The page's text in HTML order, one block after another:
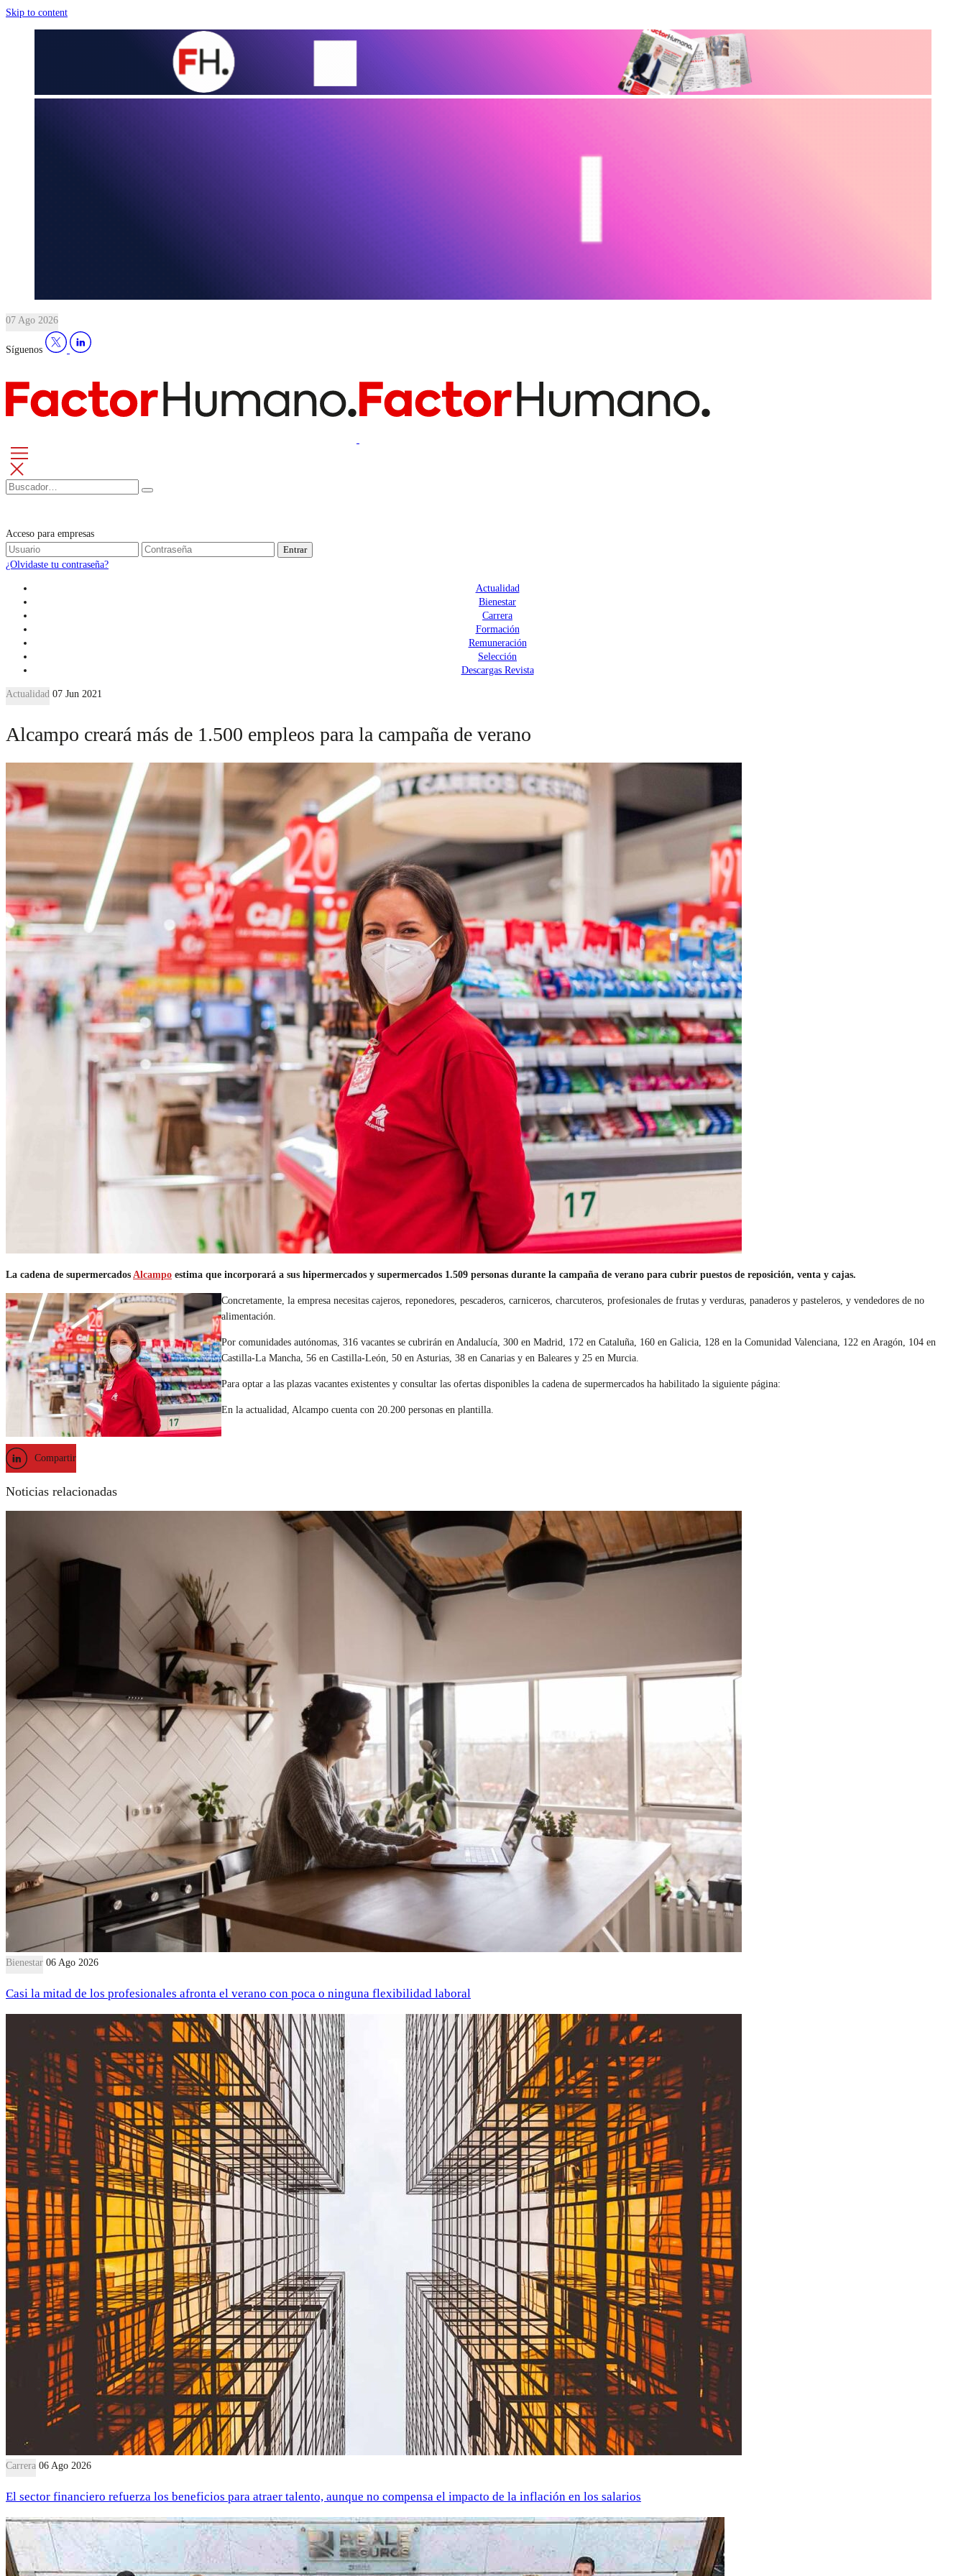
Skip to content
07 Ago 2026
Síguenos
Acceso para empresas
Entrar
¿Olvidaste tu contraseña?
Actualidad
Bienestar
Carrera
Formación
Remuneración
Selección
Descargas Revista
Actualidad 07 Jun 2021
Alcampo creará más de 1.500 empleos para la campaña de verano
La cadena de supermercados Alcampo estima que incorporará a sus hipermercados y supermercados 1.509 personas durante la campaña de verano para cubrir puestos de reposición, venta y cajas.
Concretamente, la empresa necesitas cajeros, reponedores, pescaderos, carniceros, charcuteros, profesionales de frutas y verduras, panaderos y pasteleros, y vendedores de no
alimentación.
Por comunidades autónomas, 316 vacantes se cubrirán en Andalucía, 300 en Madrid, 172 en Cataluña, 160 en Galicia, 128 en la Comunidad Valenciana, 122 en Aragón, 104 en
Castilla-La Mancha, 56 en Castilla-León, 50 en Asturias, 38 en Canarias y en Baleares y 25 en Murcia.
Para optar a las plazas vacantes existentes y consultar las ofertas disponibles la cadena de supermercados ha habilitado la siguiente página:
En la actualidad, Alcampo cuenta con 20.200 personas en plantilla.
Compartir
Noticias relacionadas
Bienestar 06 Ago 2026
Casi la mitad de los profesionales afronta el verano con poca o ninguna flexibilidad laboral
Carrera 06 Ago 2026
El sector financiero refuerza los beneficios para atraer talento, aunque no compensa el impacto de la inflación en los salarios